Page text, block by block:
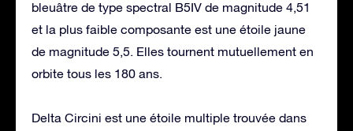
bleuâtre de type spectral B5IV de magnitude 4,51
et la plus faible composante est une étoile jaune
de magnitude 5,5. Elles tournent mutuellement en
orbite tous les 180 ans.
Delta Circini est une étoile multiple trouvée dans